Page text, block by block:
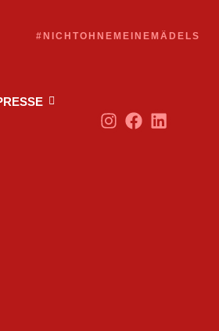
#NICHTOHNEMEINEMÄDELS